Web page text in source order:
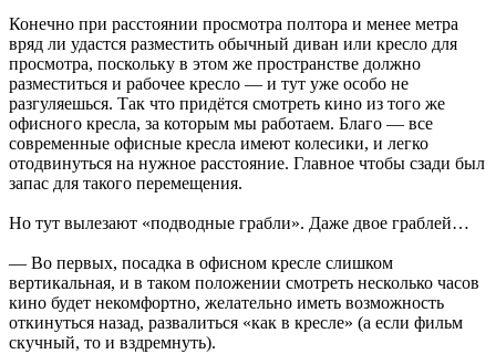
Конечно при расстоянии просмотра полтора и менее метра
вряд ли удастся разместить обычный диван или кресло для
просмотра, поскольку в этом же пространстве должно
разместиться и рабочее кресло — и тут уже особо не
разгуляешься. Так что придётся смотреть кино из того же
офисного кресла, за которым мы работаем. Благо — все
современные офисные кресла имеют колесики, и легко
отодвинуться на нужное расстояние. Главное чтобы сзади был
запас для такого перемещения.
Но тут вылезают «подводные грабли». Даже двое граблей…
— Во первых, посадка в офисном кресле слишком
вертикальная, и в таком положении смотреть несколько часов
кино будет некомфортно, желательно иметь возможность
откинуться назад, развалиться «как в кресле» (а если фильм
скучный, то и вздремнуть).